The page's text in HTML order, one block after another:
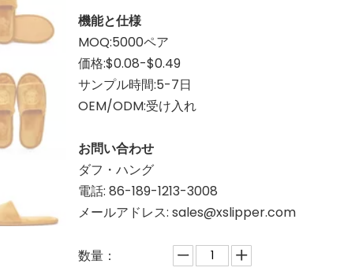
機能と仕様
MOQ:5000ペア
価格:$0.08-$0.49
サンプル時間:5-7日
OEM/ODM:受け入れ
お問い合わせ
ダフ・ハング
電話: 86-189-1213-3008
メールアドレス: sales@xslipper.com
数量：